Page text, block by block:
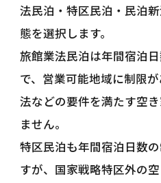
法民泊・特区民泊・民泊
態を選択します。
旅館業法民泊は年間宿泊
で、営業可能地域に制限
法などの要件を満たす空
ません。
特区民泊も年間宿泊日数
すが、国家戦略特区外の空